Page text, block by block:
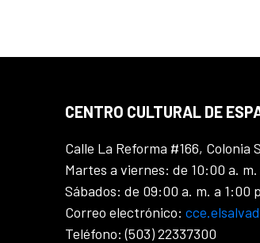
CENTRO CULTURAL DE
Calle La Reforma #166, Colonia
Martes a viernes: de 10:00 a.
Sábados: de 09:00 a. m. a 1:00
Correo electrónico:
Teléfono: (503) 22337300